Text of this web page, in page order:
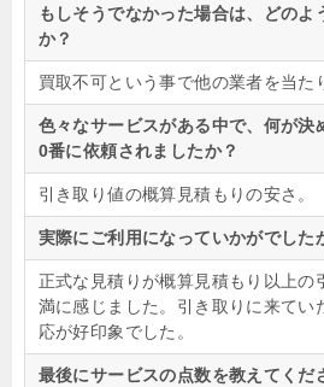
もしそうでなかった場合は、どのよ
か？
買取不可という事で他の業者を当た
色々なサービスがある中で、何が決
0番に依頼されましたか？
引き取り値の概算見積もりの安さ。
実際にご利用になっていかがでした
正式な見積りが概算見積もり以上の
満に感じました。引き取りに来てい
応が好印象でした。
最後にサービスの点数を教えてくだ